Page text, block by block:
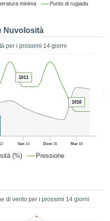
minima Punto di rugiada
Nuvolosità
per i prossimi 14 giorni
(%) Pressione
50
Ven14 Dom16 Mar18
1011
1010
di vento per i prossimi 14 giorni